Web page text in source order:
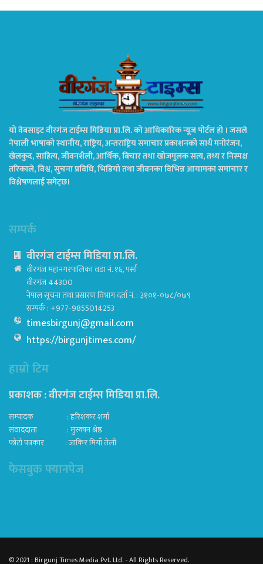
यो वेबसाइट वीरगंज टाईम्स मिडिया प्रा.लि. को आधिकारिक न्यूज पोर्टल हो । जसले
नेपाली भाषाको स्थानीय, राष्ट्रिय, अन्तराष्ट्रिय समाचार प्रकाशनको साथै मनोरंजन,
खेलकुद, साहित्य, जीवनशैली, आर्थिक, बिचार तथा खोजमुलक सत्य, तथ्य र निस्पक्ष
तरिकाले, विश्व, सुचना प्रविधि, भिडियो तथा जीवनका विभिन्न आयामका समाचार र
विश्लेषणलाई समेट्छ।
सम्पर्क
वीरगंज टाईम्स मिडिया प्रा.लि.
वीरगंज महानगरपालिका वडा नं. १६, पर्सा
वीरगंज 44300
नेपाल सूचना तथा प्रसारण विभाग दर्ता नं. : ३१०१-०७८/०७९
सम्पर्क : +977-9855014253
timesbirgunj@gmail.com
https://birgunjtimes.com/
हाम्रो टिम
प्रकाशक : वीरगंज टाईम्स मिडिया प्रा‍.लि.
सम्पादक : हरिशंकर शर्मा
संवाददाता : मुस्कान श्रेष्ठ
फोटो पत्रकार : जाकिर मियाँ तेली
फेसबुक फ्यानपेज
© 2021 : Birgunj Times Media Pvt. Ltd. - All Rights Reserved.